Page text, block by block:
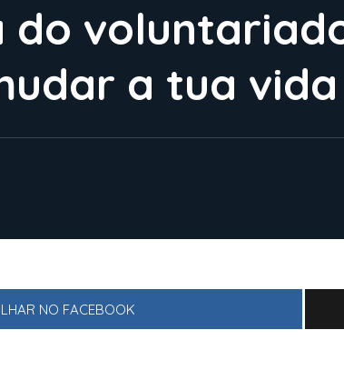
a tua vida
NO FACEBOOK